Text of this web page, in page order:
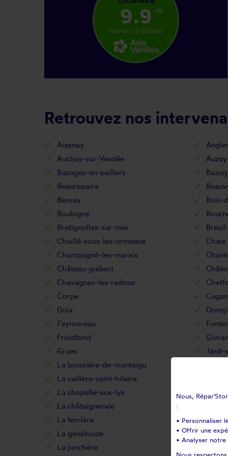
9.9 /10
Plus de 210 000 avis
Retrouvez nos
Aizenay
Auchay-sur-Vendée
Auzay
Bazoges-en-paillers
Beaurepaire
Bessay
Bois-
Boulogne
Bretignolles-sur-mer
Chaillé-sous-les-ormeaux
Chaix
Champagné-les-marais
Château-guibert
Chavagnes-les-redoux
Corpe
Doix
Faymoreau
Froidfond
Grues
Jard-
La boissière-de-montaigu
La caillère-saint-hilaire
La
La chapelle-aux-lys
La
La châtaigneraie
La ferrière
La
La génétouze
La
La jonchère
Nous,
:
• Personnaliser
• Offrir une
• Analyser notre